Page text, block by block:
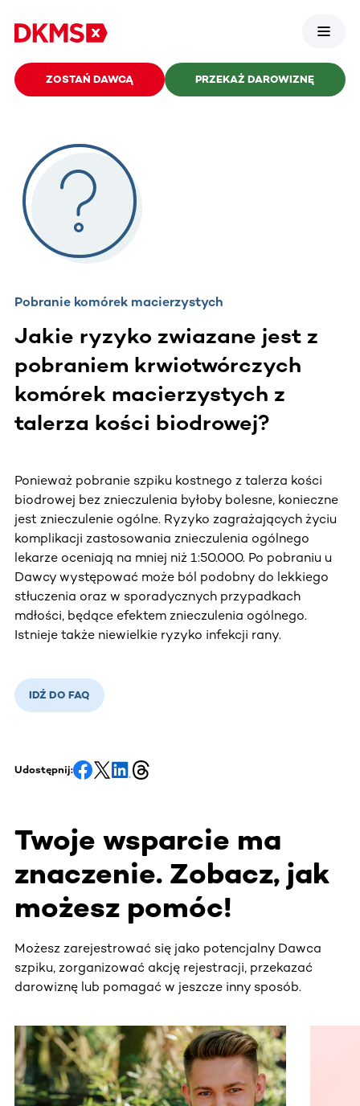
ZOSTAŃ DAWCĄ PRZEKAŻ DAROWIZNĘ
Pobranie komórek macierzystych
Jakie ryzyko zwiazane jest z
pobraniem krwiotwórczych
komórek macierzystych z
talerza kości biodrowej?
Ponieważ pobranie szpiku kostnego z talerza kości
biodrowej bez znieczulenia byłoby bolesne, konieczne
jest znieczulenie ogólne. Ryzyko zagrażających życiu
komplikacji zastosowania znieczulenia ogólnego
lekarze oceniają na mniej niż 1:50.000. Po pobraniu u
Dawcy występować może ból podobny do lekkiego
stłuczenia oraz w sporadycznych przypadkach
mdłości, będące efektem znieczulenia ogólnego.
Istnieje także niewielkie ryzyko infekcji rany.
IDŹ DO FAQ
Udostępnij:
Twoje wsparcie ma
znaczenie. Zobacz, jak
możesz pomóc!
Możesz zarejestrować się jako potencjalny Dawca
szpiku, zorganizować akcję rejestracji, przekazać
darowiznę lub pomagać w jeszcze inny sposób.
Ta sekcja zawiera treści przewijane w poziomie. Użyj